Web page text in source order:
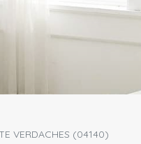
VERDACHES (04140)